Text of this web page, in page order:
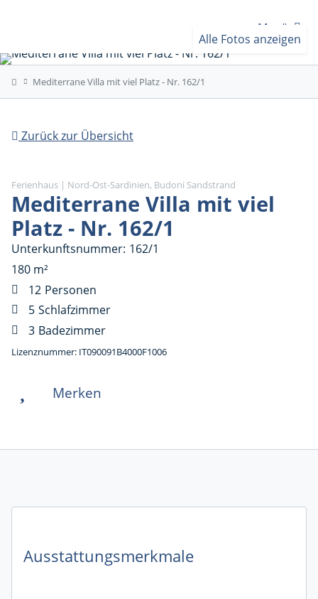
Menü
Alle Fotos anzeigen
Mediterrane Villa mit viel Platz - Nr. 162/1
Zurück zur Übersicht
Ferienhaus | Nord-Ost-Sardinien, Budoni Sandstrand
Mediterrane Villa mit viel
Platz - Nr. 162/1
Unterkunftsnummer 162/1
180 m²
Personen
12
Schlafzimmer
5
Badezimmer
3
Lizenznummer: IT090091B4000F1006
Merken
Ausstattungsmerkmale